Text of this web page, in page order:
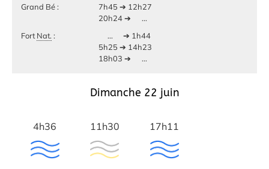
Grand Bé :
7h45 ➔ 12h27
20h24 ➔
...
Fort Nat. : ...
➔ 1h44
5h25 ➔ 14h23
18h03 ➔
...
Dimanche 22 juin
4h36 11h30 17h11